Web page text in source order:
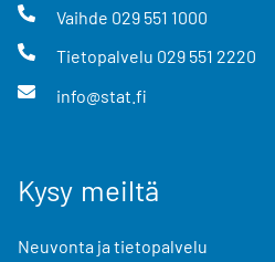
Vaihde 029 551 1000
Tietopalvelu 029 551 2220
info@stat.fi
Kysy meiltä
Neuvonta ja tietopalvelu